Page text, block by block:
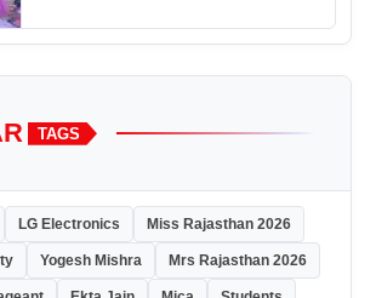
TAGS
LG Electronics Miss Rajasthan 2026
Yogesh Mishra Mrs Rajasthan 2026